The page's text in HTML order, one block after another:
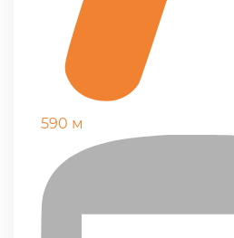
590 м